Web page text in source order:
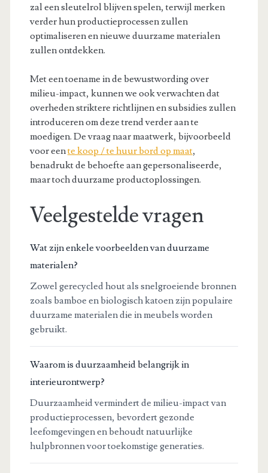
zal een sleutelrol blijven spelen, terwijl merken
verder hun productieprocessen zullen
optimaliseren en nieuwe duurzame materialen
zullen ontdekken.
Met een toename in de bewustwording over
milieu-impact, kunnen we ook verwachten dat
overheden striktere richtlijnen en subsidies zullen
introduceren om deze trend verder aan te
moedigen. De vraag naar maatwerk, bijvoorbeeld
voor eente koop / te huur bord op maat,
benadrukt de behoefte aan gepersonaliseerde,
maar toch duurzame productoplossingen.
Veelgestelde vragen
Wat zijn enkele voorbeelden van duurzame
materialen?
Zowel gerecycled hout als snelgroeiende bronnen
zoals bamboe en biologisch katoen zijn populaire
duurzame materialen die in meubels worden
gebruikt.
Waarom is duurzaamheid belangrijk in
interieurontwerp?
Duurzaamheid vermindert de milieu-impact van
productieprocessen, bevordert gezonde
leefomgevingen en behoudt natuurlijke
hulpbronnen voor toekomstige generaties.